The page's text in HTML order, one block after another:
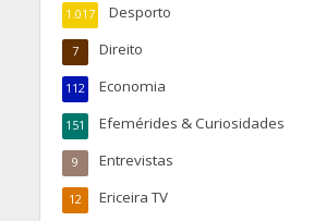
Desporto
1.017
Direito
7
Economia
112
Efemérides & Curiosidades
151
Entrevistas
9
Ericeira TV
12